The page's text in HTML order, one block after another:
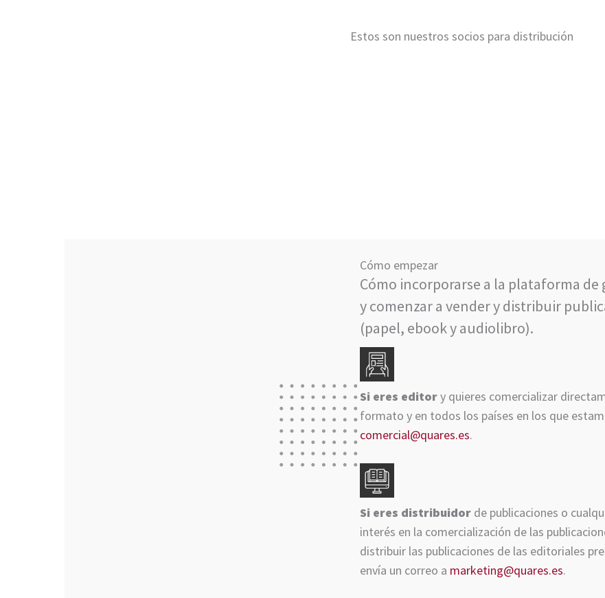
Estos son nuestros socios para distribución
Cómo empezar
Cómo incorporarse a la plataforma
y comenzar a vender y distribuir
(papel, ebook y audiolibro).
Si eres editory quieres comercializar
formato y en todos los países en los que
comercial@quares.es.
Si eres distribuidor de publicaciones o
interés en la comercialización de las
distribuir las publicaciones de las editoriales
envía un correo a marketing@quares.es.